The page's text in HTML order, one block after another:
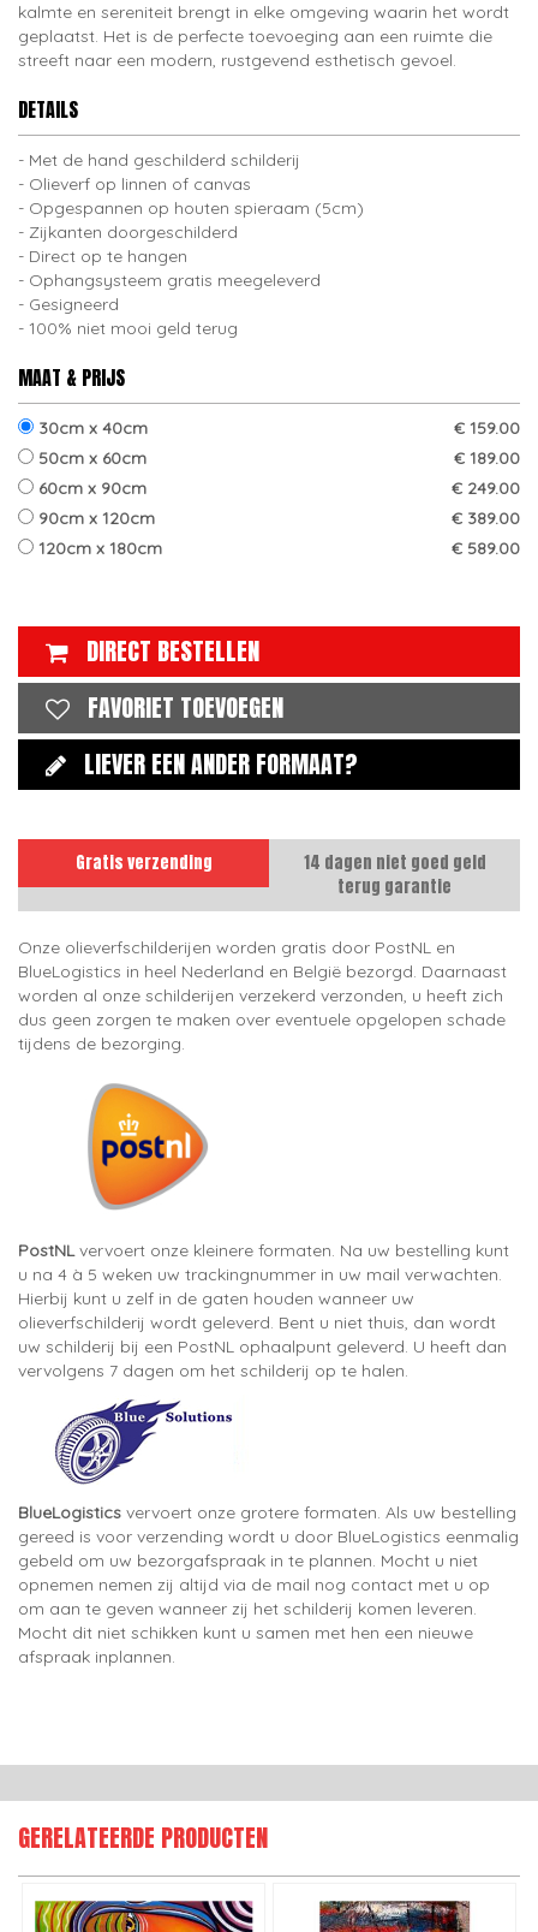
kalmte en sereniteit brengt in elke omgeving waarin het wordt
geplaatst. Het is de perfecte toevoeging aan een ruimte die
streeft naar een modern, rustgevend esthetisch gevoel.
DETAILS
Met de hand geschilderd schilderij
Olieverf op linnen of canvas
Opgespannen op houten spieraam (5cm)
Zijkanten doorgeschilderd
Direct op te hangen
Ophangsysteem gratis meegeleverd
Gesigneerd
100% niet mooi geld terug
MAAT & PRIJS
30cm x 40cm
€ 159.00
50cm x 60cm
€ 189.00
60cm x 90cm
€ 249.00
90cm x 120cm
€ 389.00
120cm x 180cm
€ 589.00
DIRECT BESTELLEN
FAVORIET TOEVOEGEN
LIEVER EEN ANDER FORMAAT?
Gratis verzending
14 dagen niet goed geld
terug garantie
Onze olieverfschilderijen worden gratis door PostNL en
BlueLogistics in heel Nederland en België bezorgd. Daarnaast
worden al onze schilderijen verzekerd verzonden, u heeft zich
dus geen zorgen te maken over eventuele opgelopen schade
tijdens de bezorging.
PostNLvervoert onze kleinere formaten. Na uw bestelling kunt
u na 4 à 5 weken uw trackingnummer in uw mail verwachten.
Hierbij kunt u zelf in de gaten houden wanneer uw
olieverfschilderij wordt geleverd. Bent u niet thuis, dan wordt
uw schilderij bij een PostNL ophaalpunt geleverd. U heeft dan
vervolgens 7 dagen om het schilderij op te halen.
BlueLogistics vervoert onze grotere formaten. Als uw bestelling
gereed is voor verzending wordt u door BlueLogistics eenmalig
gebeld om uw bezorgafspraak in te plannen. Mocht u niet
opnemen nemen zij altijd via de mail nog contact met u op
om aan te geven wanneer zij het schilderij komen leveren.
Mocht dit niet schikken kunt u samen met hen een nieuwe
afspraak inplannen.
GERELATEERDE PRODUCTEN